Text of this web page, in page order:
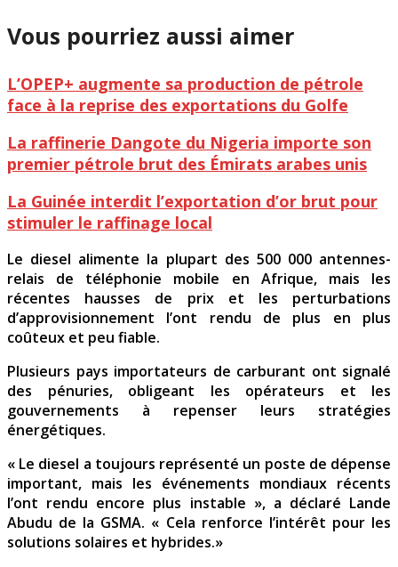
Vous pourriez aussi aimer
L’OPEP+ augmente sa production de pétrole
face à la reprise des exportations du Golfe
La raffinerie Dangote du Nigeria importe son
premier pétrole brut des Émirats arabes unis
La Guinée interdit l’exportation d’or brut pour
stimuler le raffinage local
Le diesel alimente la plupart des 500 000 antennes-
relais de téléphonie mobile en Afrique, mais les
récentes hausses de prix et les perturbations
d’approvisionnement l’ont rendu de plus en plus
coûteux et peu fiable.
Plusieurs pays importateurs de carburant ont signalé
des pénuries, obligeant les opérateurs et les
gouvernements à repenser leurs stratégies
énergétiques.
« Le diesel a toujours représenté un poste de dépense
important, mais les événements mondiaux récents
l’ont rendu encore plus instable », a déclaré Lande
Abudu de la GSMA. « Cela renforce l’intérêt pour les
solutions solaires et hybrides.»